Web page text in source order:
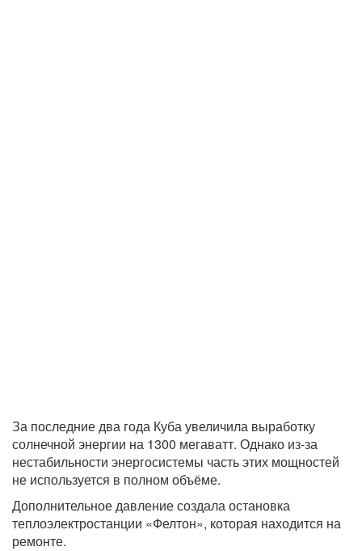
За последние два года Куба увеличила выработку
солнечной энергии на 1300 мегаватт. Однако из-за
нестабильности энергосистемы часть этих мощностей
не используется в полном объёме.
Дополнительное давление создала остановка
теплоэлектростанции «Фелтон», которая находится на
ремонте.